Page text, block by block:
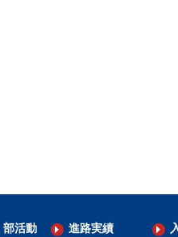
部活動 進路実績